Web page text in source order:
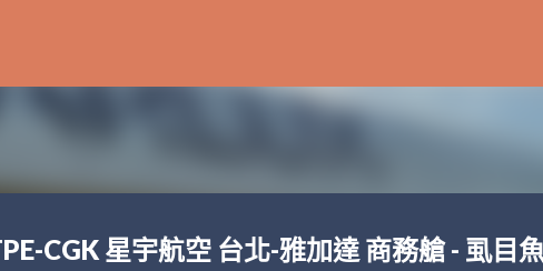
CGK 星宇航空 台北-雅加達 商務艙 - 虱目